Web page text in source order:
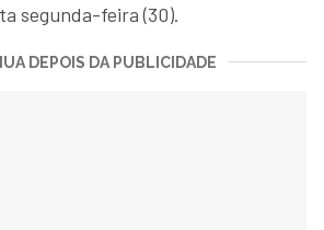
segunda-feira (30).
DEPOIS DA PUBLICIDADE